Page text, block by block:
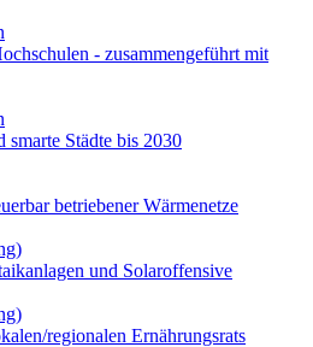
- zusammengeführt mit
Städte bis 2030
betriebener Wärmenetze
und Solaroffensive
regionalen Ernährungsrats